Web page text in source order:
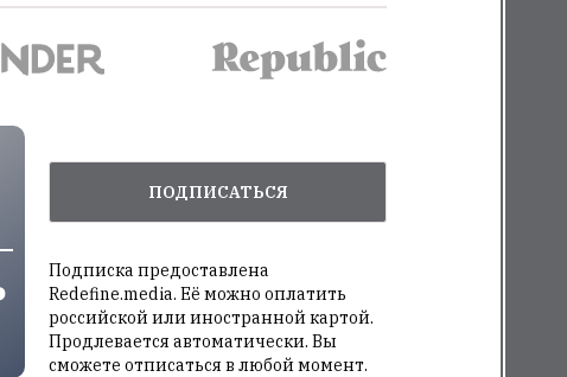
ПОДПИСАТЬСЯ
Подписка предоставлена
Redefine.media. Её можно оплатить
российской или иностранной картой.
Продлевается автоматически. Вы
сможете отписаться в любой момент.